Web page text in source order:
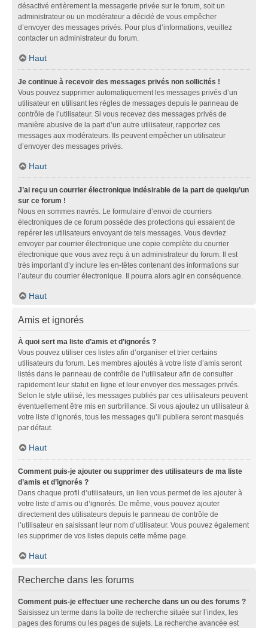
désactivé entièrement la messagerie privée sur le forum, soit un
administrateur ou un modérateur a décidé de vous empêcher
d’envoyer des messages privés. Pour plus d’informations, veuillez
contacter un administrateur du forum.
Haut
Je continue à recevoir des messages privés non sollicités !
Vous pouvez supprimer automatiquement les messages privés d’un
utilisateur en utilisant les règles de messages depuis le panneau de
contrôle de l’utilisateur. Si vous recevez des messages privés de
manière abusive de la part d’un autre utilisateur, rapportez ces
messages aux modérateurs. Ils peuvent empêcher un utilisateur
d’envoyer des messages privés.
Haut
J’ai reçu un courrier électronique indésirable de la part de quelqu’un
sur ce forum !
Nous en sommes navrés. Le formulaire d’envoi de courriers
électroniques de ce forum possède des protections qui essaient de
repérer les utilisateurs envoyant de tels messages. Vous devriez
envoyer par courrier électronique une copie complète du courrier
électronique que vous avez reçu à un administrateur du forum. Il est
très important d’y inclure les en-têtes contenant des informations sur
l’auteur du courrier électronique. Il pourra alors agir en conséquence.
Haut
Amis et ignorés
À quoi sert ma liste d’amis et d’ignorés ?
Vous pouvez utiliser ces listes afin d’organiser et trier certains
utilisateurs du forum. Les membres ajoutés à votre liste d’amis seront
listés dans le panneau de contrôle de l’utilisateur afin de consulter
rapidement leur statut en ligne et leur envoyer des messages privés.
Selon le style utilisé, les messages publiés par ces utilisateurs peuvent
éventuellement être mis en surbrillance. Si vous ajoutez un utilisateur à
votre liste d’ignorés, tous les messages qu’il publiera seront masqués
par défaut.
Haut
Comment puis-je ajouter ou supprimer des utilisateurs de ma liste
d’amis et d’ignorés ?
Dans chaque profil d’utilisateurs, un lien vous permet de les ajouter à
votre liste d’amis ou d’ignorés. De même, vous pouvez ajouter
directement des utilisateurs depuis le panneau de contrôle de
l’utilisateur en saisissant leur nom d’utilisateur. Vous pouvez également
les supprimer de vos listes depuis cette même page.
Haut
Recherche dans les forums
Comment puis-je effectuer une recherche dans un ou des forums ?
Saisissez un terme dans la boîte de recherche située sur l’index, les
pages des forums ou les pages de sujets. La recherche avancée est